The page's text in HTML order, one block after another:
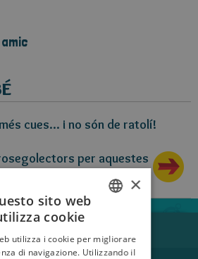
cues... i no són de ratolí!
per aquestes
vacances?
ITALIAN
ENGLISH
×
sito web
cookie
utilizza i cookie per migliorare
di navigazione. Utilizzando il